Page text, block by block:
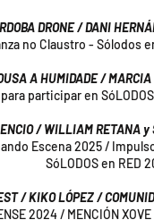
DRONE / DANI
no Claustro - Sólodos
A HUMIDADE /
para participar en
/ WILLIAM RETANA
Escena 2025 /
SóLODOS en RED
/ KIKO LÓPEZ /
2024 / MENCIÓN